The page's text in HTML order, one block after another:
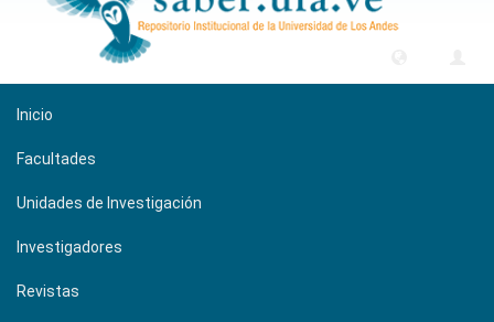
Inicio
Facultades
Unidades de Investigación
Investigadores
Revistas